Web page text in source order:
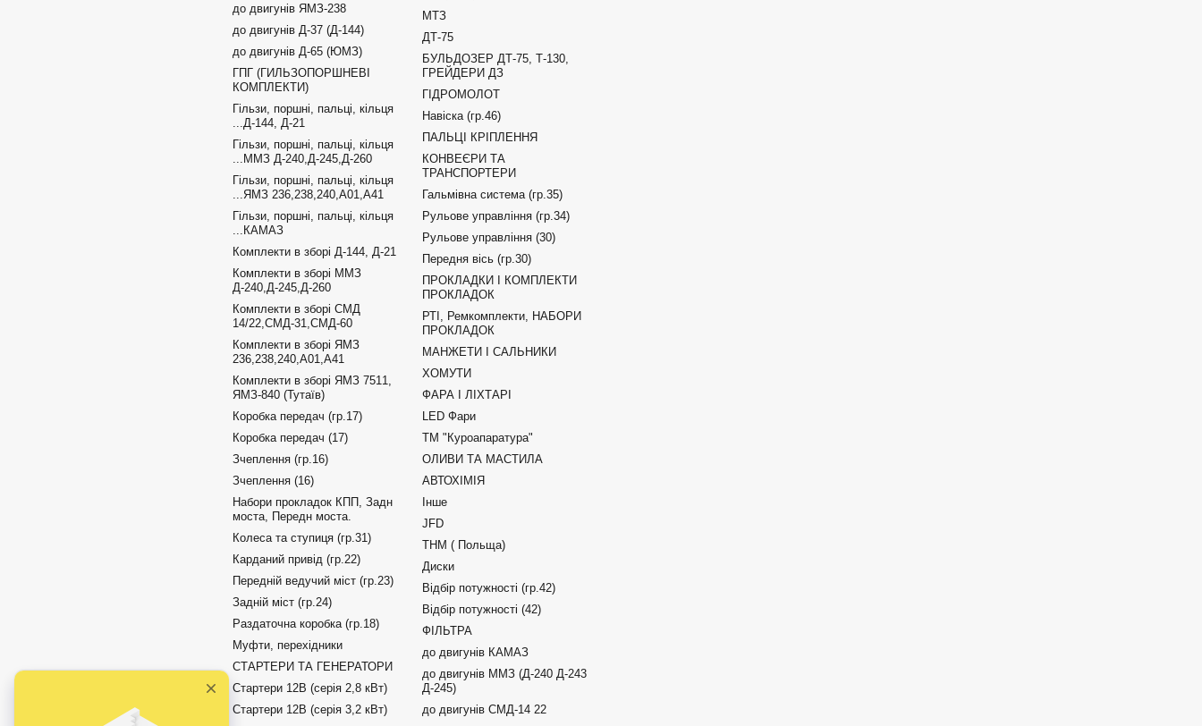
до двигунів ЯМЗ-238
до двигунів Д-37 (Д-144)
до двигунів Д-65 (ЮМЗ)
ГПГ (ГИЛЬЗОПОРШНЕВІ
КОМПЛЕКТИ)
Гільзи, поршні, пальці, кільця
...Д-144, Д-21
Гільзи, поршні, пальці, кільця
...ММЗ Д-240,Д-245,Д-260
Гільзи, поршні, пальці, кільця
...ЯМЗ 236,238,240,А01,А41
Гільзи, поршні, пальці, кільця
...КАМАЗ
Комплекти в зборі Д-144, Д-21
Комплекти в зборі ММЗ
Д-240,Д-245,Д-260
Комплекти в зборі СМД
14/22,СМД-31,СМД-60
Комплекти в зборі ЯМЗ
236,238,240,А01,А41
Комплекти в зборі ЯМЗ 7511,
ЯМЗ-840 (Тутаїв)
Коробка передач (гр.17)
Коробка передач (17)
Зчеплення (гр.16)
Зчеплення (16)
Набори прокладок КПП, Задн
моста, Передн моста.
Колеса та ступиця (гр.31)
Карданий привід (гр.22)
Передній ведучий міст (гр.23)
Задній міст (гр.24)
Раздаточна коробка (гр.18)
Муфти, перехідники
СТАРТЕРИ ТА ГЕНЕРАТОРИ
Стартери 12В (серія 2,8 кВт)
Стартери 12В (серія 3,2 кВт)
МТЗ
ДТ-75
БУЛЬДОЗЕР ДТ-75, Т-130,
ГРЕЙДЕРИ ДЗ
ГІДРОМОЛОТ
Навіска (гр.46)
ПАЛЬЦІ КРІПЛЕННЯ
КОНВЕЄРИ ТА
ТРАНСПОРТЕРИ
Гальмівна система (гр.35)
Рульове управління (гр.34)
Рульове управління (30)
Передня вісь (гр.30)
ПРОКЛАДКИ І КОМПЛЕКТИ
ПРОКЛАДОК
РТІ, Ремкомплекти, НАБОРИ
ПРОКЛАДОК
МАНЖЕТИ І САЛЬНИКИ
ХОМУТИ
ФАРА І ЛІХТАРІ
LED Фари
ТМ "Куроапаратура"
ОЛИВИ ТА МАСТИЛА
АВТОХІМІЯ
Інше
JFD
ТНМ ( Польща)
Диски
Відбір потужності (гр.42)
Відбір потужності (42)
ФІЛЬТРА
до двигунів КАМАЗ
до двигунів ММЗ (Д-240 Д-243
Д-245)
до двигунів СМД-14 22